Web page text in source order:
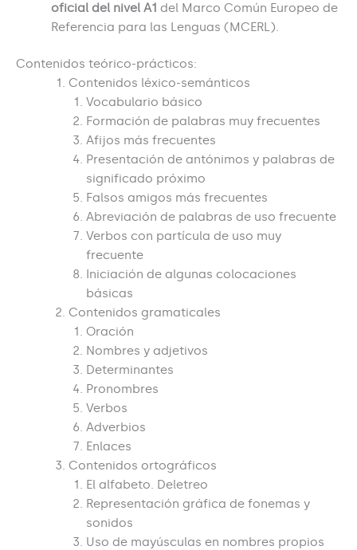
oficial del nivel A1 del Marco Común Europeo de
Referencia para las Lenguas (MCERL).
Contenidos teórico-prácticos:
Contenidos léxico-semánticos
Vocabulario básico
Formación de palabras muy frecuentes
Afijos más frecuentes
Presentación de antónimos y palabras de
significado próximo
Falsos amigos más frecuentes
Abreviación de palabras de uso frecuente
Verbos con partícula de uso muy
frecuente
Iniciación de algunas colocaciones
básicas
Contenidos gramaticales
Oración
Nombres y adjetivos
Determinantes
Pronombres
Verbos
Adverbios
Enlaces
Contenidos ortográficos
El alfabeto. Deletreo
Representación gráfica de fonemas y
sonidos
Uso de mayúsculas en nombres propios